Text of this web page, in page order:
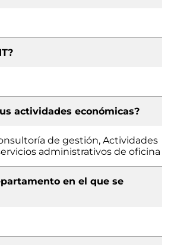
actividades económicas?
de gestión, Actividades
administrativos de oficina
en el que se